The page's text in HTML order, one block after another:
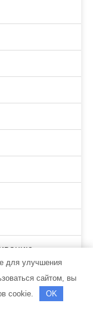
оборудования
фирма
для улучшения
сайтом, вы
cookie.
OK